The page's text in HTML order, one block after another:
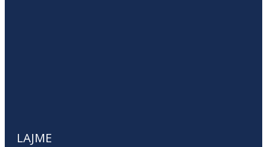
LAJME